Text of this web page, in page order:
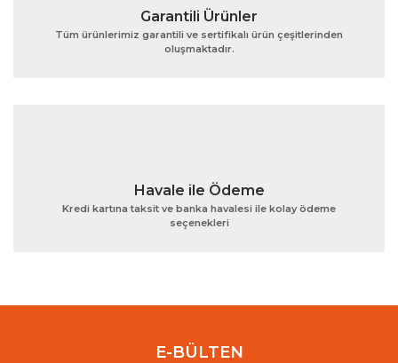
Gönder
Garantili Ürünler
Tüm ürünlerimiz garantili ve sertifikalı ürün çeşitlerinden
oluşmaktadır.
Havale ile Ödeme
Kredi kartına taksit ve banka havalesi ile kolay ödeme
seçenekleri
E-BÜLTEN